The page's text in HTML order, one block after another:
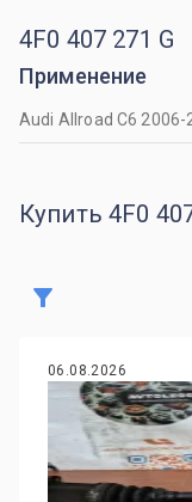
4F0 407 271 G
Применение
Audi Allroad С6 2006-
Купить 4F0
06.08.2026